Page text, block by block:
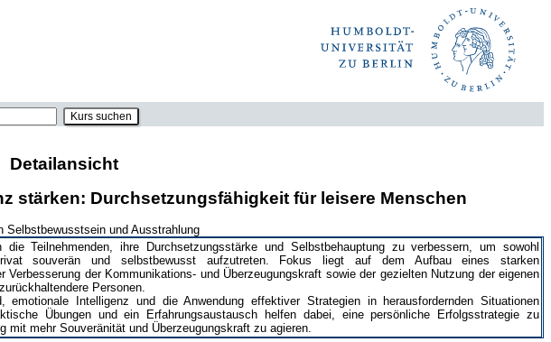
Detailansicht
stärken: Durchsetzungsfähigkeit für leisere Menschen
Selbstbewusstsein und Ausstrahlung
Teilnehmenden, ihre Durchsetzungsstärke und Selbstbehauptung zu verbessern, um sowohl
souverän und selbstbewusst aufzutreten. Fokus liegt auf dem Aufbau eines starken
Verbesserung der Kommunikations- und Überzeugungskraft sowie der gezielten Nutzung der eigenen
Personen.
emotionale Intelligenz und die Anwendung effektiver Strategien in herausfordernden Situationen
Übungen und ein Erfahrungsaustausch helfen dabei, eine persönliche Erfolgsstrategie zu
mit mehr Souveränität und Überzeugungskraft zu agieren.